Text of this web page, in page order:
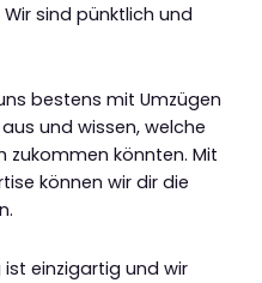
sind pünktlich und
bestens mit Umzügen
und wissen, welche
zukommen könnten. Mit
können wir dir die
ist einzigartig und wir